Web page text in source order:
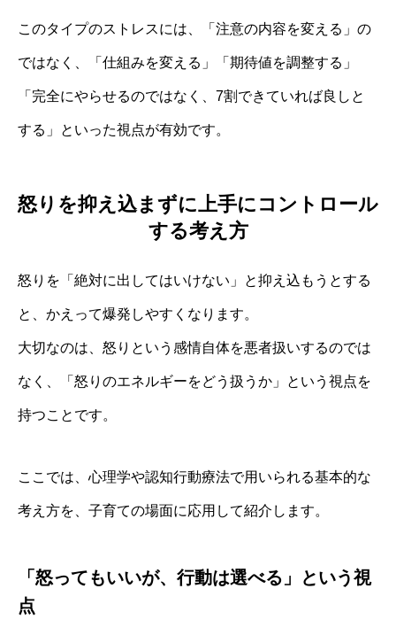
このタイプのストレスには、「注意の内容を変える」の
ではなく、「仕組みを変える」「期待値を調整する」
「完全にやらせるのではなく、7割できていれば良しと
する」といった視点が有効です。
怒りを抑え込まずに上手にコントロール
する考え方
怒りを「絶対に出してはいけない」と抑え込もうとする
と、かえって爆発しやすくなります。
大切なのは、怒りという感情自体を悪者扱いするのでは
なく、「怒りのエネルギーをどう扱うか」という視点を
持つことです。
ここでは、心理学や認知行動療法で用いられる基本的な
考え方を、子育ての場面に応用して紹介します。
「怒ってもいいが、行動は選べる」という視
点